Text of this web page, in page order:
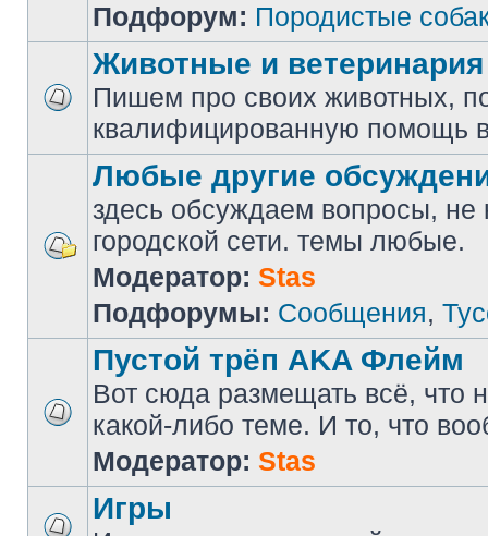
Подфорум: Породистые
Животные и ветеринария
Пишем про своих животных,
квалифицированную помощь
Любые другие
здесь обсуждаем вопросы,
городской сети. темы любые.
Модератор: Stas
Подфорумы: Сообщения,
Пустой трёп AKA Флейм
Вот сюда размещать всё, что
какой-либо теме. И то, что
Модератор: Stas
Игры